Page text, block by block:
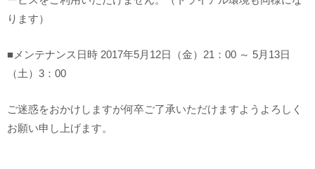
ります）
■メンテナンス日時 2017年5月12日（金）21：00 ～ 5月13日
（土）3：00
ご迷惑をおかけしますが何卒ご了承いただけますようよろしく
お願い申し上げます。